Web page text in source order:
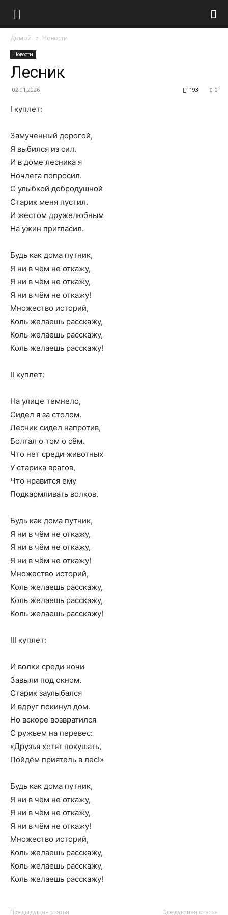
Домой Новости
Новости
Лесник
02.01.2026 0
193
I куплет:
Замученный дорогой,
Я выбился из сил.
И в доме лесника я
Ночлега попросил.
С улыбкой добродушной
Старик меня пустил.
И жестом дружелюбным
На ужин пригласил.
Будь как дома путник,
Я ни в чём не откажу,
Я ни в чём не откажу,
Я ни в чём не откажу!
Множество историй,
Коль желаешь расскажу,
Коль желаешь расскажу,
Коль желаешь расскажу!
II куплет:
На улице темнело,
Сидел я за столом.
Лесник сидел напротив,
Болтал о том о сём.
Что нет среди животных
У старика врагов,
Что нравится ему
Подкармливать волков.
Будь как дома путник,
Я ни в чём не откажу,
Я ни в чём не откажу,
Я ни в чём не откажу!
Множество историй,
Коль желаешь расскажу,
Коль желаешь расскажу,
Коль желаешь расскажу!
III куплет:
И волки среди ночи
Завыли под окном.
Старик заулыбался
И вдруг покинул дом.
Но вскоре возвратился
С ружьем на перевес:
«Друзья хотят покушать,
Пойдём приятель в лес!»
Будь как дома путник,
Я ни в чём не откажу,
Я ни в чём не откажу,
Я ни в чём не откажу!
Множество историй,
Коль желаешь расскажу,
Коль желаешь расскажу,
Коль желаешь расскажу!
Предыдущая статья Следующая статья